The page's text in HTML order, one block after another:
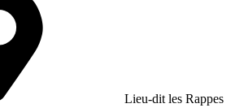
Lieu-dit les Rappes